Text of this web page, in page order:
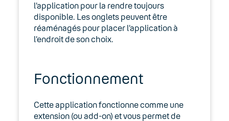
Webmail Keyyo
CRM
Keyyo for Teams
Keyyo pour Microsoft Teams
l’application pour la rendre toujours
disponible. Les onglets peuvent être
réaménagés pour placer l’application à
l’endroit de son choix.
Fonctionnement
Cette application fonctionne comme une
extension (ou add-on) et vous permet de